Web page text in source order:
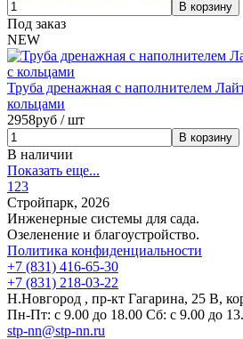
Под заказ
NEW
Труба дренажная с наполнителем
кольцами
2958руб / шт
В наличии
Показать еще...
1 23
Стройпарк, 2026
Инженерные системы для сада.
Озеленение и благоустройство.
Политика конфиденциальности
+7 (831) 416-65-30
+7 (831) 218-03-22
Н.Новгород , пр-кт Гагарина, 25 В,
Пн-Пт: с 9.00 до 18.00 Сб: с 9.00 до
stp-nn@stp-nn.ru